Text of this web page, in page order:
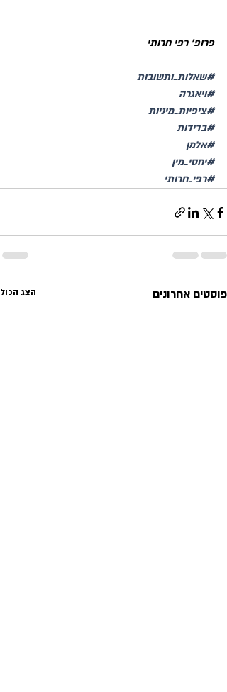
פרופ' רפי חרותי
#שאלות_ותשובות
#ויאגרה
#ציפיות_מיניות
#בדידות
#אלמן
#יחסי_מין
#רפי_חרותי
פוסטים אחרונים הצג הכול